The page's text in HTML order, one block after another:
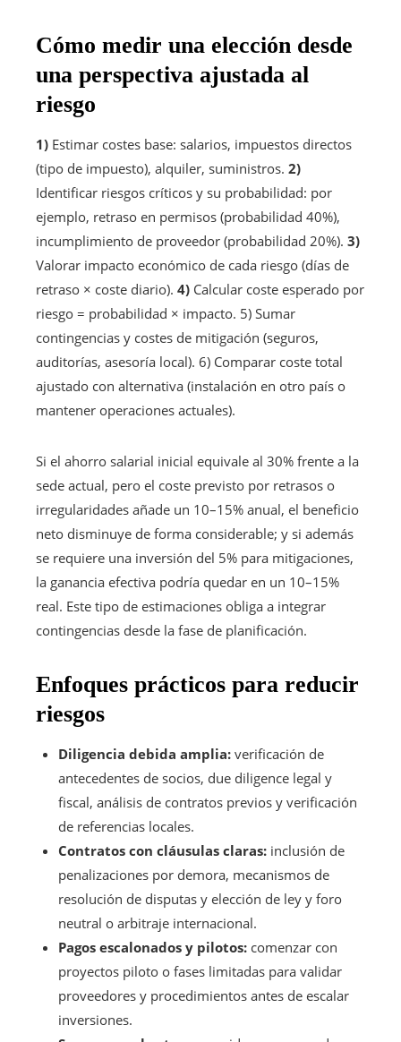
Cómo medir una elección desde
una perspectiva ajustada al
riesgo
1) Estimar costes base: salarios, impuestos directos
(tipo de impuesto), alquiler, suministros. 2)
Identificar riesgos críticos y su probabilidad: por
ejemplo, retraso en permisos (probabilidad 40%),
incumplimiento de proveedor (probabilidad 20%). 3)
Valorar impacto económico de cada riesgo (días de
retraso × coste diario). 4) Calcular coste esperado por
riesgo = probabilidad × impacto. 5) Sumar
contingencias y costes de mitigación (seguros,
auditorías, asesoría local). 6) Comparar coste total
ajustado con alternativa (instalación en otro país o
mantener operaciones actuales).
Si el ahorro salarial inicial equivale al 30% frente a la
sede actual, pero el coste previsto por retrasos o
irregularidades añade un 10–15% anual, el beneficio
neto disminuye de forma considerable; y si además
se requiere una inversión del 5% para mitigaciones,
la ganancia efectiva podría quedar en un 10–15%
real. Este tipo de estimaciones obliga a integrar
contingencias desde la fase de planificación.
Enfoques prácticos para reducir
riesgos
Diligencia debida amplia: verificación de
antecedentes de socios, due diligence legal y
fiscal, análisis de contratos previos y verificación
de referencias locales.
Contratos con cláusulas claras: inclusión de
penalizaciones por demora, mecanismos de
resolución de disputas y elección de ley y foro
neutral o arbitraje internacional.
Pagos escalonados y pilotos: comenzar con
proyectos piloto o fases limitadas para validar
proveedores y procedimientos antes de escalar
inversiones.